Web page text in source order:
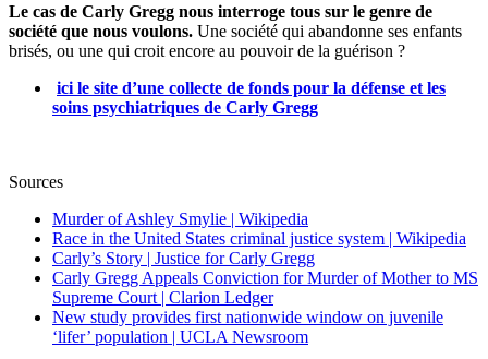
Le cas de Carly Gregg nous interroge tous sur le genre de
société que nous voulons. Une société qui abandonne ses enfants
brisés, ou une qui croit encore au pouvoir de la guérison ?
ici le site d’une collecte de fonds pour la défense et les
soins psychiatriques de Carly Gregg
Sources
Murder of Ashley Smylie | Wikipedia
Race in the United States criminal justice system | Wikipedia
Carly’s Story | Justice for Carly Gregg
Carly Gregg Appeals Conviction for Murder of Mother to MS
Supreme Court | Clarion Ledger
New study provides first nationwide window on juvenile
‘lifer’ population | UCLA Newsroom